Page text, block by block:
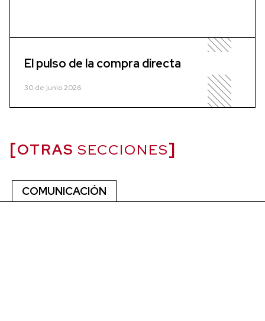
El pulso de la compra directa
30 de junio 2026
OTRAS SECCIONES
COMUNICACIÓN